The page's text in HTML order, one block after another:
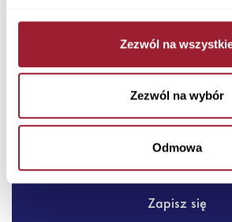
Zezwól na
Zezwól na wybór
Odmowa